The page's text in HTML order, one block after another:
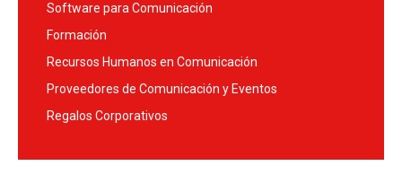
Software para Comunicación
Formación
Recursos Humanos en Comunicación
Proveedores de Comunicación y Eventos
Regalos Corporativos